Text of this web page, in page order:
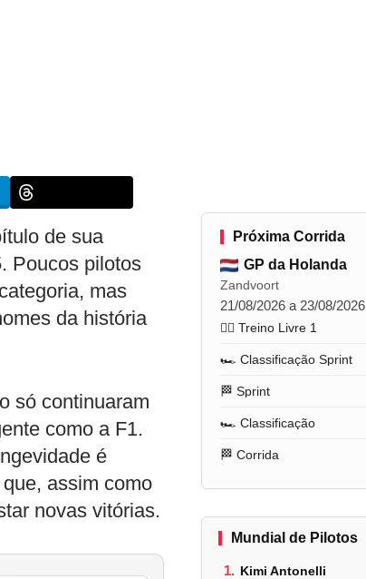
de sua
Poucos pilotos
mas
da história
só continuaram
como a F1.
é
assim como
novas vitórias.
Próxima Corrida
GP da Holanda
Zandvoort
21/08/2026 a 23/08/2026
🏋️‍♂️ Treino Livre 1
🏎️ Classificação Sprint
🏁 Sprint
🏎️ Classificação
🏁 Corrida
Mundial de Pilotos
1. Kimi Antonelli